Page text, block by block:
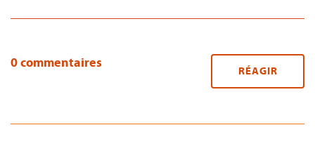
0 commentaires
RÉAGIR